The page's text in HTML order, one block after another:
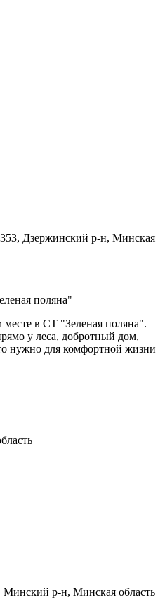
Дзержинский р-н, Минская
поляна"
в СТ "Зеленая поляна".
у леса, добротный дом,
нужно для комфортной жизни
р-н, Минская область